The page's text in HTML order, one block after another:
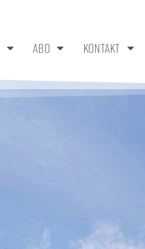
ABO KONTAKT